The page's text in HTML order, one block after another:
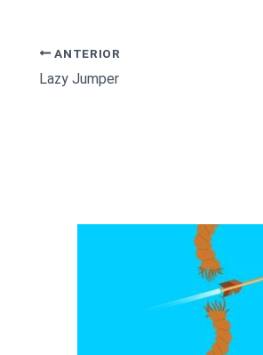
ANTERIOR
Lazy Jumper